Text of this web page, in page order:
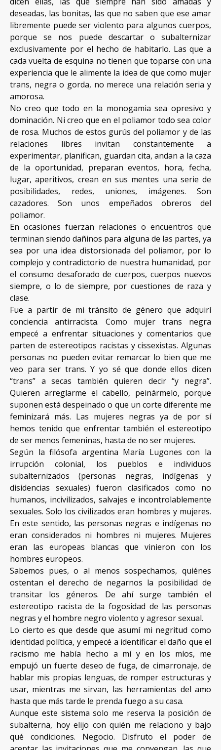
deseadas, las bonitas, las que no saben que ese amar
libremente puede ser violento para algunos cuerpos,
porque se nos puede descartar o subalternizar
exclusivamente por el hecho de habitarlo. Las que a
cada vuelta de esquina no tienen que toparse con una
experiencia que le alimente la idea de que como mujer
trans, negra o gorda, no merece una relación seria y
amorosa.
No creo que todo en la monogamia sea opresivo y
dominación. Ni creo que en el poliamor todo sea color
de rosa. Muchos de estos gurús del poliamor y de las
relaciones libres invitan constantemente a
experimentar, planifican, guardan cita, andan a la caza
de la oportunidad, preparan eventos, hora, fecha,
lugar, aperitivos, crean en sus mentes una serie de
posibilidades, redes, uniones, imágenes. Son
cazadores. Son unos empeñados obreros del
poliamor.
En ocasiones fuerzan relaciones o encuentros que
terminan siendo dañinos para alguna de las partes, ya
sea por una idea distorsionada del poliamor, por lo
complejo y contradictorio de nuestra humanidad, por
el consumo desaforado de cuerpos, cuerpos nuevos
siempre, o lo de siempre, por cuestiones de raza y
clase.
Fue a partir de mi tránsito de género que adquirí
conciencia antirracista. Como mujer trans negra
empecé a enfrentar situaciones y comentarios que
parten de estereotipos racistas y cissexistas. Algunas
personas no pueden evitar remarcar lo bien que me
veo para ser trans. Y yo sé que donde ellos dicen
“trans” a secas también quieren decir “y negra”.
Quieren arreglarme el cabello, peinármelo, porque
suponen está despeinado o que un corte diferente me
feminizará más. Las mujeres negras ya de por sí
hemos tenido que enfrentar también el estereotipo
de ser menos femeninas, hasta de no ser mujeres.
Según la filósofa argentina María Lugones con la
irrupción colonial, los pueblos e individuos
subalternizados (personas negras, indígenas y
disidencias sexuales) fueron clasificados como no
humanos, incivilizados, salvajes e incontrolablemente
sexuales. Solo los civilizados eran hombres y mujeres.
En este sentido, las personas negras e indígenas no
eran considerados ni hombres ni mujeres. Mujeres
eran las europeas blancas que vinieron con los
hombres europeos.
Sabemos pues, o al menos sospechamos, quiénes
ostentan el derecho de negarnos la posibilidad de
transitar los géneros. De ahí surge también el
estereotipo racista de la fogosidad de las personas
negras y el hombre negro violento y agresor sexual.
Lo cierto es que desde que asumí mi negritud como
identidad política, y empecé a identificar el daño que el
racismo me había hecho a mí y en los míos, me
empujó un fuerte deseo de fuga, de cimarronaje, de
hablar mis propias lenguas, de romper estructuras y
usar, mientras me sirvan, las herramientas del amo
hasta que más tarde le prenda fuego a su casa.
Aunque este sistema solo me reserva la posición de
subalterna, hoy elijo con quién me relaciono y bajo
qué condiciones. Negocio. Disfruto el poder de